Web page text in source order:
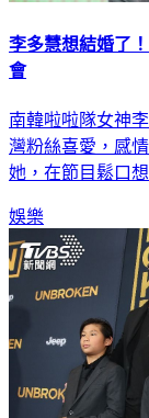
李多慧想結婚了
南韓啦啦隊女神
灣粉絲喜愛，感
娛樂